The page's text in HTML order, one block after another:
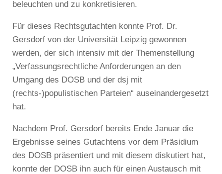
beleuchten und zu konkretisieren.
Für dieses Rechtsgutachten konnte Prof. Dr.
Gersdorf von der Universität Leipzig gewonnen
werden, der sich intensiv mit der Themenstellung
„Verfassungsrechtliche Anforderungen an den
Umgang des DOSB und der dsj mit
(rechts-)populistischen Parteien“ auseinandergesetzt
hat.
Nachdem Prof. Gersdorf bereits Ende Januar die
Ergebnisse seines Gutachtens vor dem Präsidium
des DOSB präsentiert und mit diesem diskutiert hat,
konnte der DOSB ihn auch für einen Austausch mit